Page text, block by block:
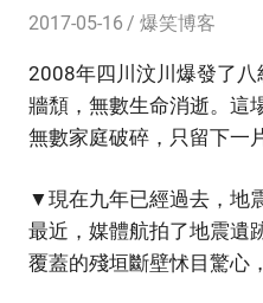
2017-05-16 爆笑博客
2008年四川汶川爆發了
牆頹，無數生命消逝。這
無數家庭破碎，只留下一
▼現在九年已經過去，地
最近，媒體航拍了地震遺
覆蓋的殘垣斷壁怵目驚心